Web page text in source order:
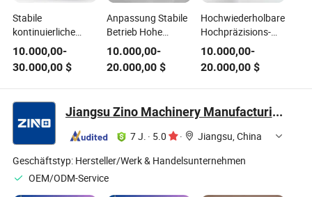
Stabile
kontinuierliche
Betriebsgenauigkeit
Drei-Achsen-
Wasserführende
Metall-
Laserschneidemaschine
für die
Kunstherstellung
10.000,00-
30.000,00 $
Anpassung Stabile
Betrieb Hohe
Präzision
Metallfaser-
Laserschneidemaschine
für
10.000,00-
20.000,00$
Hochwiederholbare
Hochpräzisions-
CNC-
für die
Verarbeitung
Komponenten
10.000,00-
20.000,00$
Jiangsu Zino Machinery Manufacturing Co., Ltd.
7 J. · 5.0 ·
Jiangsu, China
Geschäftstyp: Hersteller/Werk & Handelsunternehmen
OEM/ODM-Service